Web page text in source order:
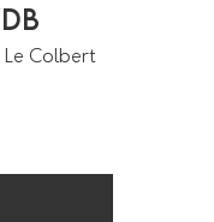
Le Colbert